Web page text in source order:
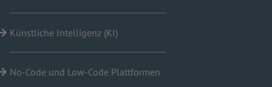
Künstliche Intelligenz (KI)
No-Code und Low-Code Plattformen